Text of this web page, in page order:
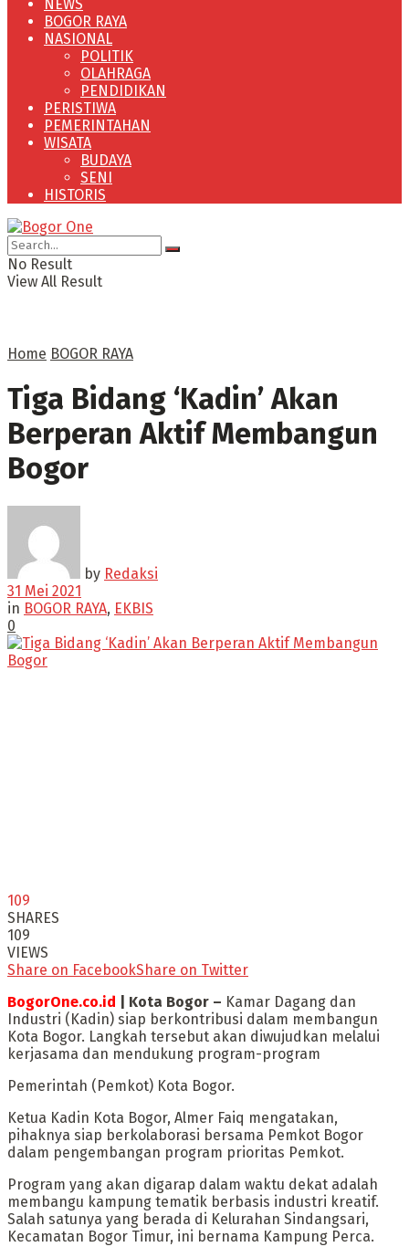
NEWS
BOGOR RAYA
NASIONAL
POLITIK
OLAHRAGA
PENDIDIKAN
PERISTIWA
PEMERINTAHAN
WISATA
BUDAYA
SENI
HISTORIS
No Result
View All Result
Home BOGOR RAYA
Tiga Bidang ‘Kadin’ Akan
Berperan Aktif Membangun
Bogor
by Redaksi
31 Mei 2021
in BOGOR RAYA, EKBIS
0
109
SHARES
109
VIEWS
Share on FacebookShare on Twitter
BogorOne.co.id | Kota Bogor – Kamar Dagang dan
Industri (Kadin) siap berkontribusi dalam membangun
Kota Bogor. Langkah tersebut akan diwujudkan melalui
kerjasama dan mendukung program-program
Pemerintah (Pemkot) Kota Bogor.
Ketua Kadin Kota Bogor, Almer Faiq mengatakan,
pihaknya siap berkolaborasi bersama Pemkot Bogor
dalam pengembangan program prioritas Pemkot.
Program yang akan digarap dalam waktu dekat adalah
membangu kampung tematik berbasis industri kreatif.
Salah satunya yang berada di Kelurahan Sindangsari,
Kecamatan Bogor Timur, ini bernama Kampung Perca.